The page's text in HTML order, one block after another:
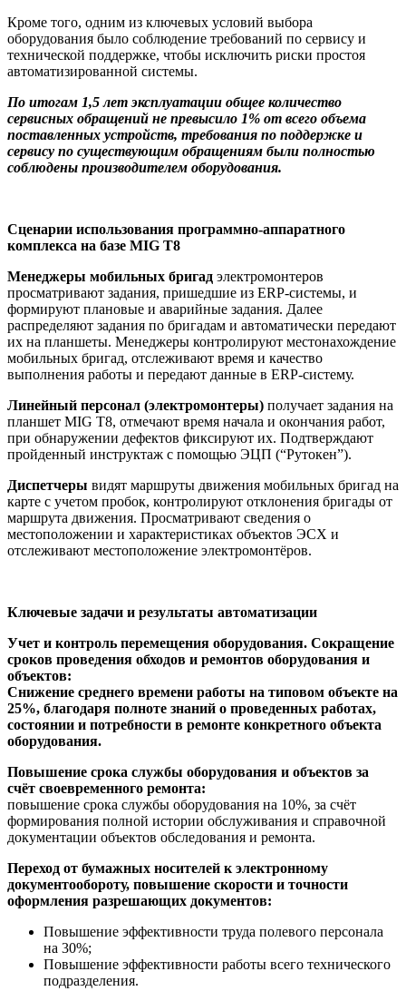
Кроме того, одним из ключевых условий выбора
оборудования было соблюдение требований по сервису и
технической поддержке, чтобы исключить риски простоя
автоматизированной системы.
По итогам 1,5 лет эксплуатации общее количество
сервисных обращений не превысило 1% от всего объема
поставленных устройств, требования по поддержке и
сервису по существующим обращениям были полностью
соблюдены производителем оборудования.
Сценарии использования программно-аппаратного
комплекса на базе MIG T8
Менеджеры мобильных бригад электромонтеров
просматривают задания, пришедшие из ERP-системы, и
формируют плановые и аварийные задания. Далее
распределяют задания по бригадам и автоматически передают
их на планшеты. Менеджеры контролируют местонахождение
мобильных бригад, отслеживают время и качество
выполнения работы и передают данные в ERP-систему.
Линейный персонал (электромонтеры) получает задания на
планшет MIG T8, отмечают время начала и окончания работ,
при обнаружении дефектов фиксируют их. Подтверждают
пройденный инструктаж с помощью ЭЦП (“Рутокен”).
Диспетчеры видят маршруты движения мобильных бригад на
карте с учетом пробок, контролируют отклонения бригады от
маршрута движения. Просматривают сведения о
местоположении и характеристиках объектов ЭСХ и
отслеживают местоположение электромонтёров.
Ключевые задачи и результаты автоматизации
Учет и контроль перемещения оборудования. Сокращение
сроков проведения обходов и ремонтов оборудования и
объектов:
Снижение среднего времени работы на типовом объекте на
25%, благодаря полноте знаний о проведенных работах,
состоянии и потребности в ремонте конкретного объекта
оборудования.
Повышение срока службы оборудования и объектов за
счёт своевременного ремонта:
повышение срока службы оборудования на 10%, за счёт
формирования полной истории обслуживания и справочной
документации объектов обследования и ремонта.
Переход от бумажных носителей к электронному
документообороту, повышение скорости и точности
оформления разрешающих документов:
Повышение эффективности труда полевого персонала
на 30%;
Повышение эффективности работы всего технического
подразделения.